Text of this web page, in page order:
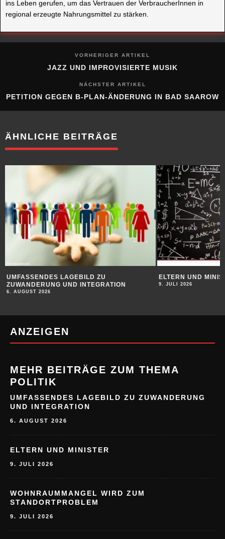
ins Leben gerufen, um das Vertrauen der VerbraucherInnen in
regional erzeugte Nahrungsmittel zu stärken.
VORHERIGER ARTIKEL
JAZZ UND IMPROVISIERTE MUSIK
NÄCHSTER ARTIKEL
PETITION GEGEN B-PLAN-ÄNDERUNG IN BAD SAAROW
ÄHNLICHE BEITRÄGE
UMFASSENDES LAGEBILD ZU
ZUWANDERUNG UND INTEGRATION
6. AUGUST 2026
ELTERN UND
9. JULI 2026
ANZEIGEN
MEHR BEITRÄGE ZUM THEMA
POLITIK
UMFASSENDES LAGEBILD ZU ZUWANDERUNG
UND INTEGRATION
6. AUGUST 2026
ELTERN UND MINISTER
9. JULI 2026
WOHNRAUMMANGEL WIRD ZUM
STANDORTPROBLEM
9. JULI 2026